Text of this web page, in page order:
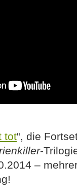
tot“, die
-
–